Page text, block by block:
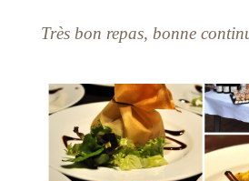
Très bon repas, bonne